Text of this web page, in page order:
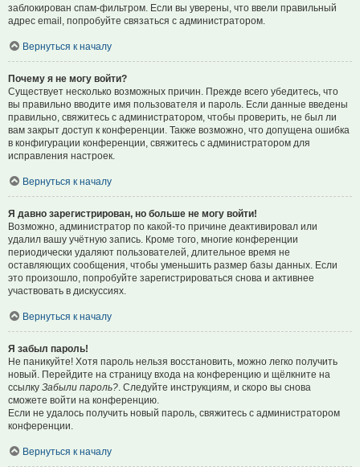
заблокирован спам-фильтром. Если вы уверены, что ввели правильный
адрес email, попробуйте связаться с администратором.
Вернуться к началу
Почему я не могу войти?
Существует несколько возможных причин. Прежде всего убедитесь, что
вы правильно вводите имя пользователя и пароль. Если данные введены
правильно, свяжитесь с администратором, чтобы проверить, не был ли
вам закрыт доступ к конференции. Также возможно, что допущена ошибка
в конфигурации конференции, свяжитесь с администратором для
исправления настроек.
Вернуться к началу
Я давно зарегистрирован, но больше не могу войти!
Возможно, администратор по какой-то причине деактивировал или
удалил вашу учётную запись. Кроме того, многие конференции
периодически удаляют пользователей, длительное время не
оставляющих сообщения, чтобы уменьшить размер базы данных. Если
это произошло, попробуйте зарегистрироваться снова и активнее
участвовать в дискуссиях.
Вернуться к началу
Я забыл пароль!
Не паникуйте! Хотя пароль нельзя восстановить, можно легко получить
новый. Перейдите на страницу входа на конференцию и щёлкните на
ссылку Забыли пароль? . Следуйте инструкциям, и скоро вы снова
сможете войти на конференцию.
Если не удалось получить новый пароль, свяжитесь с администратором
конференции.
Вернуться к началу